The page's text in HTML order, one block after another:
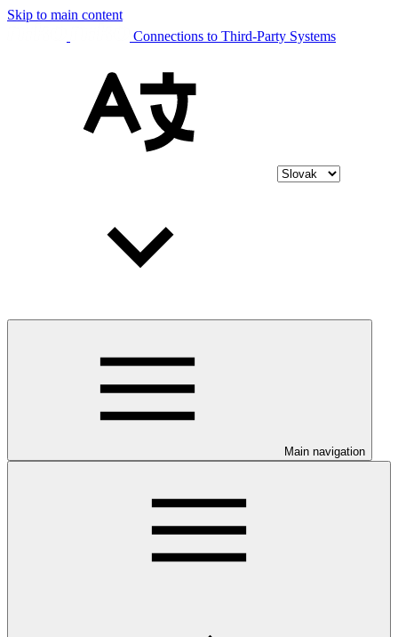
Skip to main content
Connections to Third-Party Systems
Main navigation